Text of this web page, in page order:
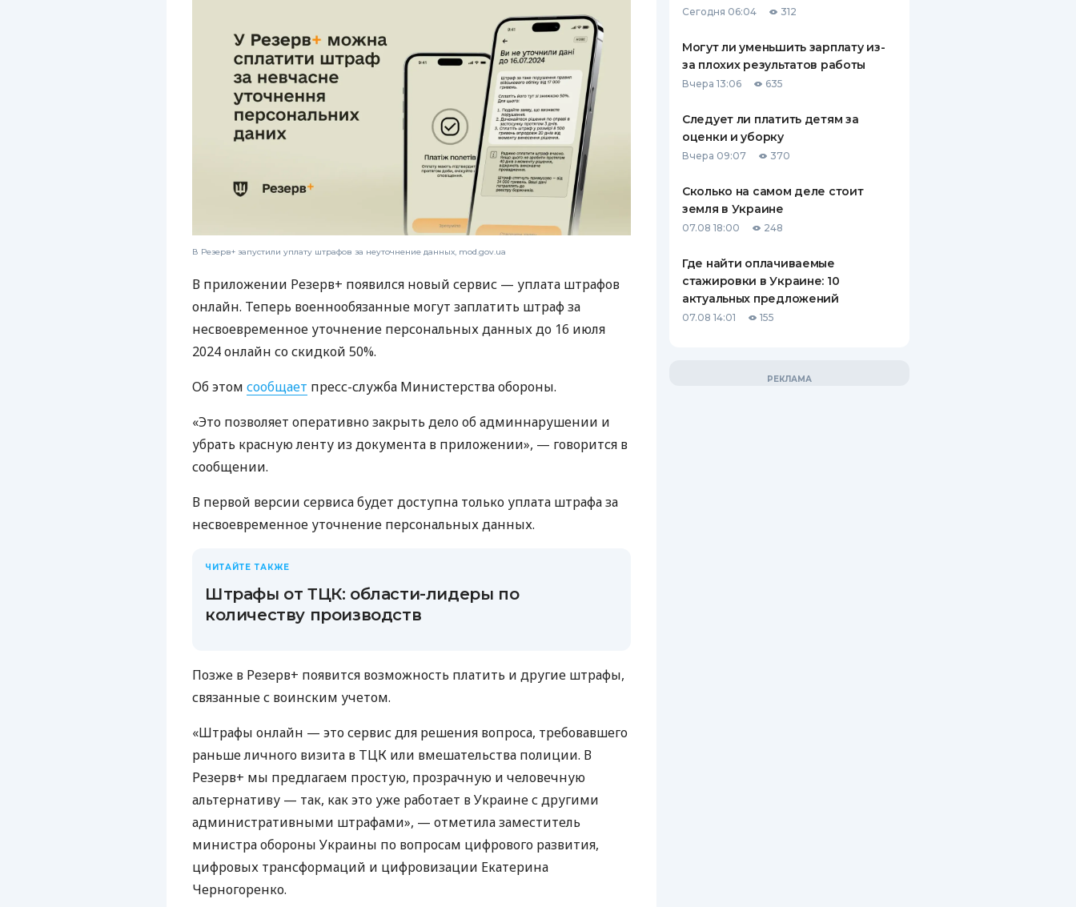
ЕЖЕМЕСЯЧНЫЙ ОБЗОР
КЕШБЭКА
ПУТЕВОДИТЕЛИ ПО
БАНКОВСКИМ КАРТАМ
ВСЕ СТРАХОВЫЕ ПОЛИСЫ
ОТЗЫВЫ О СТРАХОВЫХ
КОМПАНИЯХ
КОНТАКТЫ
В Резерв+ запустили уплату штрафов за неуточнение данных, mod.gov.ua
В приложении Резерв+ появился новый сервис — уплата штрафов
онлайн. Теперь военнообязанные могут заплатить штраф за
несвоевременное уточнение персональных данных до 16 июля
2024 онлайн со скидкой 50%.
Об этом сообщает пресс-служба Министерства обороны.
«Это позволяет оперативно закрыть дело об админнарушении и
убрать красную ленту из документа в приложении», — говорится в
сообщении.
В первой версии сервиса будет доступна только уплата штрафа за
несвоевременное уточнение персональных данных.
ЧИТАЙТЕ ТАКЖЕ
Штрафы от ТЦК: области-лидеры по
количеству производств
Позже в Резерв+ появится возможность платить и другие штрафы,
связанные с воинским учетом.
«Штрафы онлайн — это сервис для решения вопроса, требовавшего
раньше личного визита в ТЦК или вмешательства полиции. В
Резерв+ мы предлагаем простую, прозрачную и человечную
альтернативу — так, как это уже работает в Украине с другими
административными штрафами», — отметила заместитель
министра обороны Украины по вопросам цифрового развития,
цифровых трансформаций и цифровизации Екатерина
Черногоренко.
Сегодня 06:04 312
Могут ли уменьшить зарплату из-
за плохих результатов работы
Вчера 13:06 635
Следует ли платить детям за
оценки и уборку
Вчера 09:07 370
Сколько на самом деле стоит
земля в Украине
07.08 18:00 248
Где найти оплачиваемые
стажировки в Украине: 10
актуальных предложений
07.08 14:01 155